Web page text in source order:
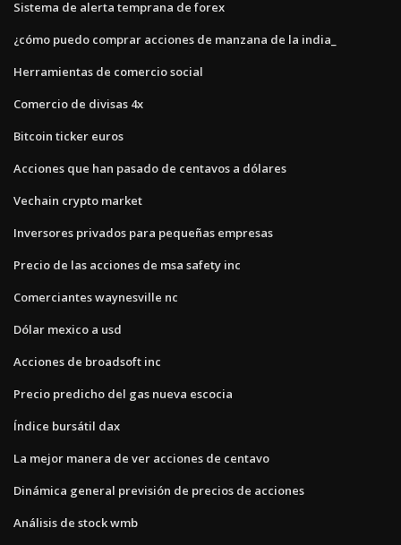
Sistema de alerta temprana de forex
¿cómo puedo comprar acciones de manzana de la india_
Herramientas de comercio social
Comercio de divisas 4x
Bitcoin ticker euros
Acciones que han pasado de centavos a dólares
Vechain crypto market
Inversores privados para pequeñas empresas
Precio de las acciones de msa safety inc
Comerciantes waynesville nc
Dólar mexico a usd
Acciones de broadsoft inc
Precio predicho del gas nueva escocia
Índice bursátil dax
La mejor manera de ver acciones de centavo
Dinámica general previsión de precios de acciones
Análisis de stock wmb